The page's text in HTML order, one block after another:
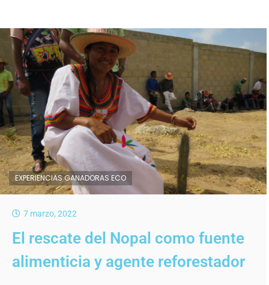
EXPERIENCIAS GANADORAS ECO
7 marzo, 2022
El rescate del Nopal como fuente
alimenticia y agente reforestador